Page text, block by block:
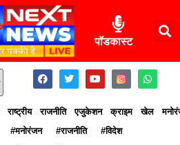
पॉडकास्ट
राष्ट्रीय राजनीति एजुकेशन क्राइम खेल
#मनोरंजन #राजनीति #विदेश